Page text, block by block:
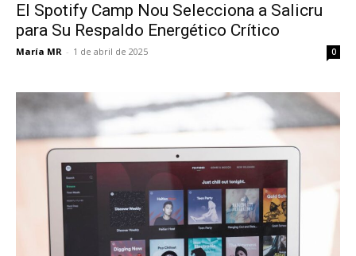
El Spotify Camp Nou Selecciona a Salicru
para Su Respaldo Energético Crítico
María MR - 1 de abril de 2025 0